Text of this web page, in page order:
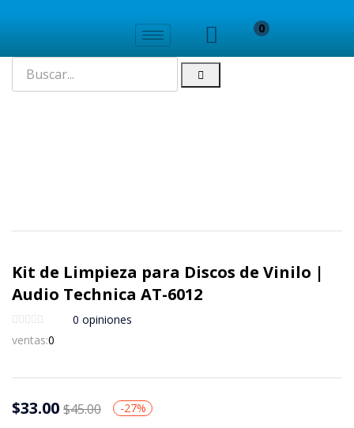
0
Kit de Limpieza para Discos de Vinilo |
Audio Technica AT-6012
0 opiniones
ventas:0
$33.00 $45.00 -27%